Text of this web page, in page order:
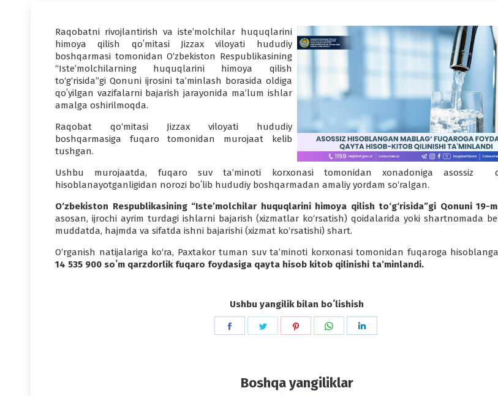
Raqobatni rivojlantirish va iste’molchilar huquqlarini
himoya qilish qoʻmitasi Jizzax viloyati hududiy
boshqarmasi tomonidan O‘zbekiston Respublikasining
“Iste’molchilarning huquqlarini himoya qilish
to‘g‘risida”gi Qonuni ijrosini ta’minlash borasida oldiga
qoʻyilgan vazifalarni bajarish jarayonida ma’lum ishlar
amalga oshirilmoqda.
Raqobat qo‘mitasi Jizzax viloyati hududiy
boshqarmasiga fuqaro tomonidan murojaat kelib
tushgan.
Ushbu murojaatda, fuqaro suv ta’minoti korxonasi tomonidan xonadoniga asossiz
hisoblanayotganligidan norozi boʻlib hududiy boshqarmadan amaliy yordam so‘ralgan.
O‘zbekiston Respublikasining “Iste’molchilar huquqlarini himoya qilish to‘g‘risida”gi Qonuni 19-
asosan, ijrochi ayrim turdagi ishlarni bajarish (xizmatlar ko‘rsatish) qoidalarida yoki shartnomada
muddatda, hajmda va sifatda ishni bajarishi (xizmat ko‘rsatishi) shart.
O‘rganish natijalariga ko‘ra, Paxtakor tuman suv ta’minoti korxonasi tomonidan fuqaroga
14 535 900 soʻm qarzdorlik fuqaro foydasiga qayta hisob kitob qilinishi ta’minlandi.
Ushbu yangilik bilan boʻlishish
Share
Share
Share
Share
Boshqa yangiliklar